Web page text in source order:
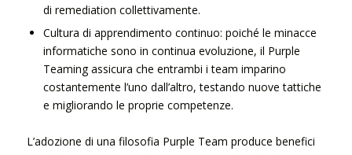
di remediation collettivamente.
Cultura di apprendimento continuo: poiché le minacce
informatiche sono in continua evoluzione, il Purple
Teaming assicura che entrambi i team imparino
costantemente l’uno dall’altro, testando nuove tattiche
e migliorando le proprie competenze.
L’adozione di una filosofia Purple Team produce benefici